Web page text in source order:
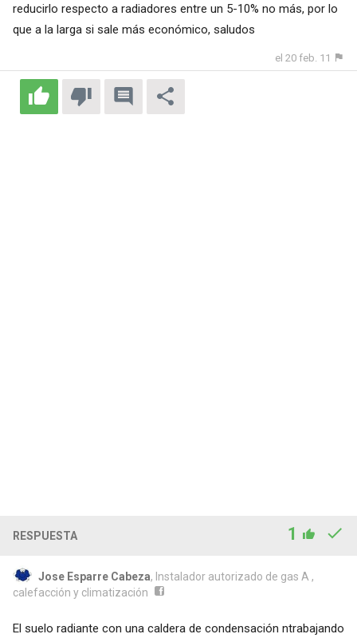
reducirlo respecto a radiadores entre un 5-10% no más, por lo
que a la larga si sale más económico, saludos
el 20 feb. 11
RESPUESTA 1
Jose Esparre Cabeza, Instalador autorizado de gas A ,
calefacción y climatización
El suelo radiante con una caldera de condensación ntrabajando